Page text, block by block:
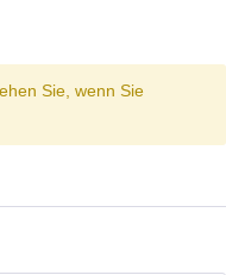
Sie, wenn Sie